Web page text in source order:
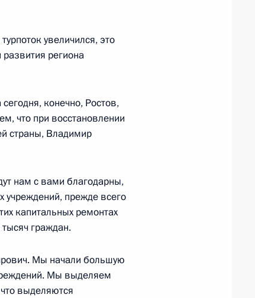
10
увеличился, это
региона
конечно, Ростов,
что при восстановлении
страны, Владимир
нам с вами благодарны,
учреждений, прежде всего
капитальных ремонтах
граждан.
Мы начали большую
Мы выделяем
выделяются